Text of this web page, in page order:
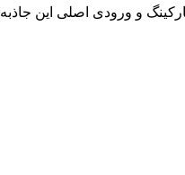
و ورودی اصلی این جاذبه